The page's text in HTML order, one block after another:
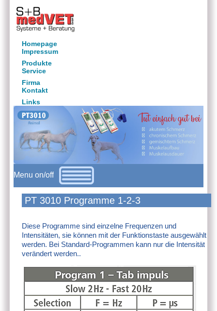
Homepage
Impressum
Produkte
Service
Firma
Kontakt
Links
Menu on/off
PT 3010 Programme 1-2-3
Diese Programme sind einzelne Frequenzen und
Intensitäten, sie können mit der Funktionstaste ausgewählt
werden. Bei Standard-Programmen kann nur die Intensität
verändert werden..